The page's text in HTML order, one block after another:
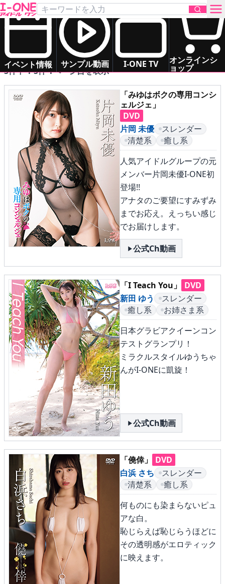
イベント情報 サンプル動画 I-ONE TV オンラインシ
ョップ
お問い合わせ
TOP
Blu-ray
サンプル動画
イベント情報
アイドル一覧
メニュー
▶発売中
▶新作
▶次回作
▶制作中
発売年月日
ご利用ガイド
▶更新情報
▶個人情報保護について
▶よくあるご質問
▶会社概要
▶お問い合わせフォーム
2023年3月20日発売 の DVD一覧
新作 次回作 発売年月日
5件中 1-5件 1ページ目を表示
「みゆはボクの専用コンシ
ェルジェ」
DVD
片岡 未優
スレンダー
清楚系
癒し系
人気アイドルグループの元
メンバー片岡未優I-ONE初
登場!!
アナタのご要望にすみずみ
までお応え。えっちい感じ
でお届けします。
公式Ch動画
「I Teach You」
DVD
新田 ゆう
スレンダー
癒し系
お姉さま系
日本グラビアクイーンコン
テストグランプリ！
ミラクルスタイルゆうちゃ
んがI-ONEに凱旋！
公式Ch動画
「僥倖」
DVD
白浜 さち
スレンダー
清楚系
癒し系
何ものにも染まらないピュ
アな白。
恥じらえば恥じらうほどに
その透明感がエロティック
に映えます。